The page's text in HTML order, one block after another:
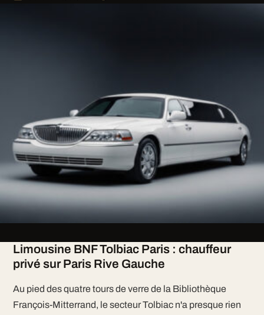
Limousine BNF Tolbiac Paris : chauffeur
privé sur Paris Rive Gauche
Au pied des quatre tours de verre de la Bibliothèque
François-Mitterrand, le secteur Tolbiac n'a presque rien